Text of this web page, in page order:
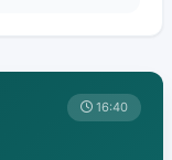
16:40